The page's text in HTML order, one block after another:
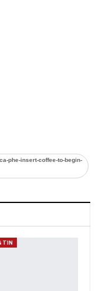
phe-insert-coffee-to-begin-
TIN